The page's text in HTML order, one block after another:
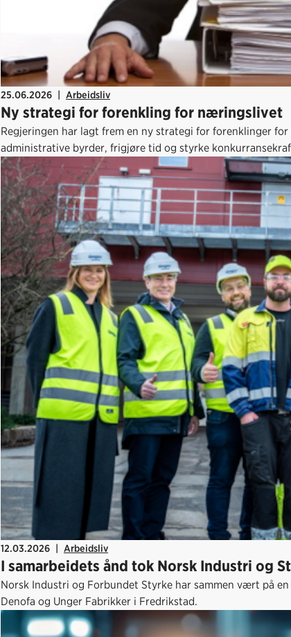
25.06.2026 | Arbeidsliv
Ny strategi for forenkling for næringslivet
Regjeringen har lagt frem en ny strategi for forenklinger
administrative byrder, frigjøre tid og styrke
12.03.2026 | Arbeidsliv
I samarbeidets ånd tok Norsk Industri og
Norsk Industri og Forbundet Styrke har sammen vært på
Denofa og Unger Fabrikker i Fredrikstad.